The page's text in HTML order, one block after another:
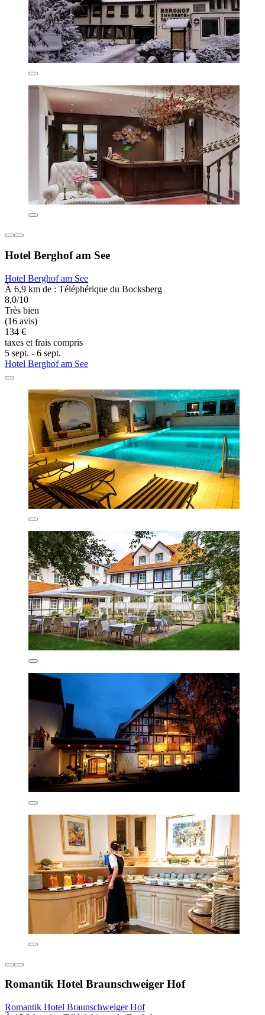
Hotel Berghof am See
Hotel Berghof am See
À 6,9 km de : Téléphérique du Bocksberg
8,0/10
Très bien
(16 avis)
134 €
taxes et frais compris
5 sept. - 6 sept.
Hotel Berghof am See
Romantik Hotel Braunschweiger Hof
Romantik Hotel Braunschweiger Hof